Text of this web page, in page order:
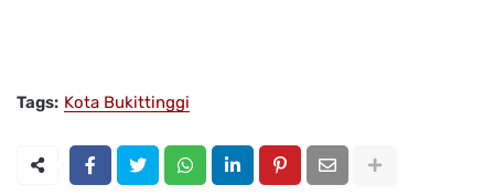
Tags: Kota Bukittinggi